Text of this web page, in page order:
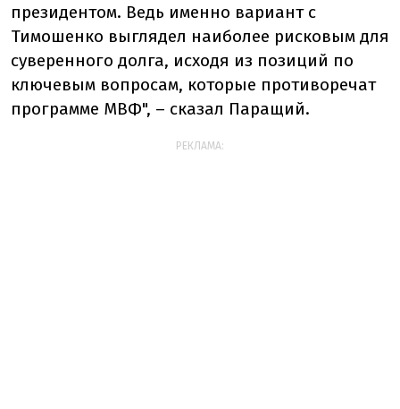
президентом. Ведь именно вариант с
Тимошенко выглядел наиболее рисковым для
суверенного долга, исходя из позиций по
ключевым вопросам, которые противоречат
программе МВФ", – сказал Паращий.
РЕКЛАМА: